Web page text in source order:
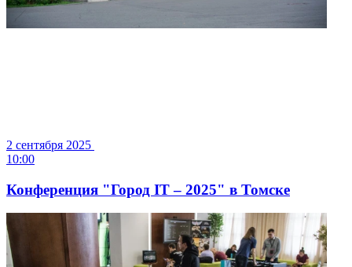
2 сентября 2025
10:00
Конференция "Город IT – 2025" в Томске